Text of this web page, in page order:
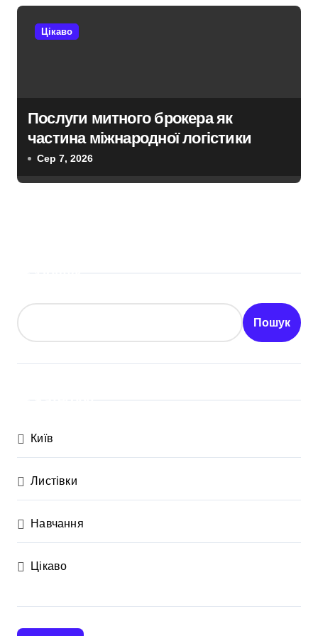
Цікаво
Послуги митного брокера як
частина міжнародної логістики
Сер 7, 2026
Пошук
Київ
Листівки
Навчання
Цікаво